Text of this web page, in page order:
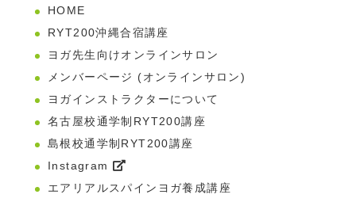
HOME
RYT200沖縄合宿講座
ヨガ先生向けオンラインサロン
メンバーページ (オンラインサロン)
ヨガインストラクターについて
名古屋校通学制RYT200講座
島根校通学制RYT200講座
Instagram
エアリアルスパインヨガ養成講座